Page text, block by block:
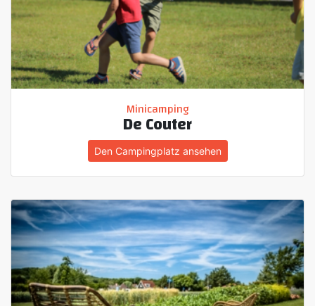
Minicamping
De Couter
Den Campingplatz ansehen